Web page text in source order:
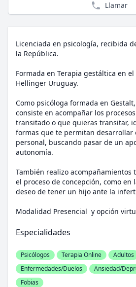
Llamar
Licenciada en psicología, recibida
la República.
Formada en Terapia gestáltica en
Hellinger Uruguay.
Como psicóloga formada en
consiste en acompañar los
transitado o que quieras transitar,
formas que te permitan desarrollar
personal, buscando pasar de un
autonomía.
También realizo acompañamientos
el proceso de concepción, como en
deseo de tener un hijo ante la
Modalidad Presencial y opción
Especialidades
Psicólogos Terapia Online Adultos
Enfermedades/Duelos
Ansiedad/
Fobias